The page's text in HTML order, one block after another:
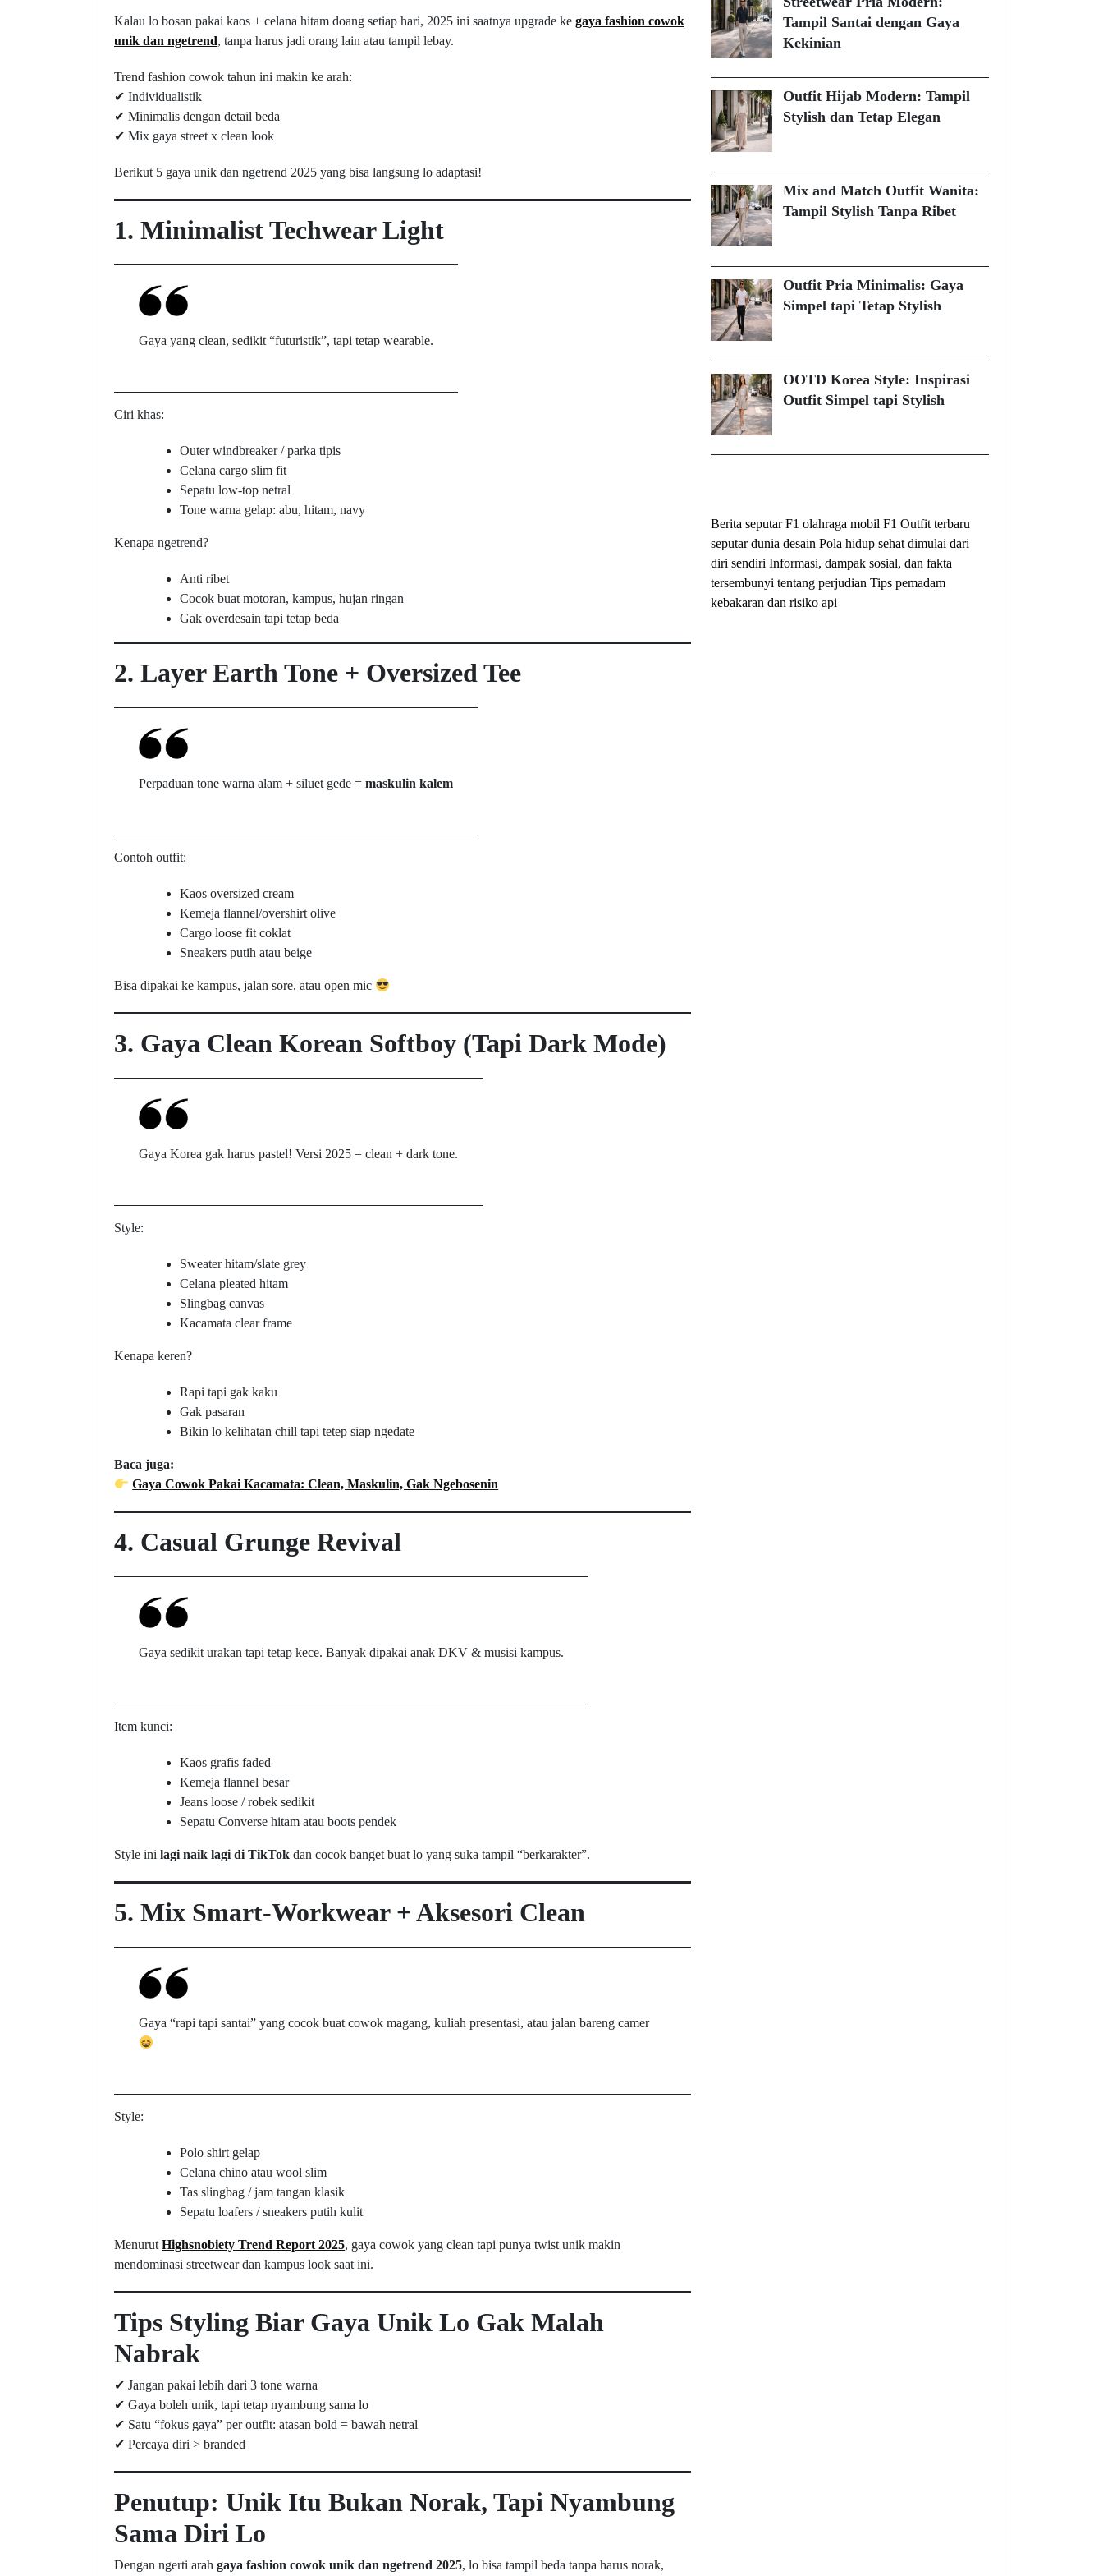
Kalau lo bosan pakai kaos + celana hitam doang setiap hari, 2025 ini saatnya upgrade ke gaya fashion cowok
unik dan ngetrend, tanpa harus jadi orang lain atau tampil lebay.
Trend fashion cowok tahun ini makin ke arah:
✔ Individualistik
✔ Minimalis dengan detail beda
✔ Mix gaya street x clean look
Berikut 5 gaya unik dan ngetrend 2025 yang bisa langsung lo adaptasi!
1. Minimalist Techwear Light
Gaya yang clean, sedikit “futuristik”, tapi tetap wearable.
Ciri khas:
Outer windbreaker / parka tipis
Celana cargo slim fit
Sepatu low-top netral
Tone warna gelap: abu, hitam, navy
Kenapa ngetrend?
Anti ribet
Cocok buat motoran, kampus, hujan ringan
Gak overdesain tapi tetap beda
2. Layer Earth Tone + Oversized Tee
Perpaduan tone warna alam + siluet gede = maskulin kalem
Contoh outfit:
Kaos oversized cream
Kemeja flannel/overshirt olive
Cargo loose fit coklat
Sneakers putih atau beige
Bisa dipakai ke kampus, jalan sore, atau open mic
3. Gaya Clean Korean Softboy (Tapi Dark Mode)
Gaya Korea gak harus pastel! Versi 2025 = clean + dark tone.
Style:
Sweater hitam/slate grey
Celana pleated hitam
Slingbag canvas
Kacamata clear frame
Kenapa keren?
Rapi tapi gak kaku
Gak pasaran
Bikin lo kelihatan chill tapi tetep siap ngedate
Baca juga:
Gaya Cowok Pakai Kacamata: Clean, Maskulin, Gak Ngebosenin
4. Casual Grunge Revival
Gaya sedikit urakan tapi tetap kece. Banyak dipakai anak DKV & musisi kampus.
Item kunci:
Kaos grafis faded
Kemeja flannel besar
Jeans loose / robek sedikit
Sepatu Converse hitam atau boots pendek
Style ini lagi naik lagi di TikTok dan cocok banget buat lo yang suka tampil “berkarakter”.
5. Mix Smart-Workwear + Aksesori Clean
Gaya “rapi tapi santai” yang cocok buat cowok magang, kuliah presentasi, atau jalan bareng camer
Style:
Polo shirt gelap
Celana chino atau wool slim
Tas slingbag / jam tangan klasik
Sepatu loafers / sneakers putih kulit
Menurut Highsnobiety Trend Report 2025, gaya cowok yang clean tapi punya twist unik makin
mendominasi streetwear dan kampus look saat ini.
Tips Styling Biar Gaya Unik Lo Gak Malah
Nabrak
✔ Jangan pakai lebih dari 3 tone warna
✔ Gaya boleh unik, tapi tetap nyambung sama lo
✔ Satu “fokus gaya” per outfit: atasan bold = bawah netral
✔ Percaya diri > branded
Penutup: Unik Itu Bukan Norak, Tapi Nyambung
Sama Diri Lo
Dengan ngerti arah gaya fashion cowok unik dan ngetrend 2025, lo bisa tampil beda tanpa harus norak,
Tampil Santai dengan Gaya
Kekinian
Outfit Hijab Modern: Tampil
Stylish dan Tetap Elegan
Mix and Match Outfit Wanita:
Tampil Stylish Tanpa Ribet
Outfit Pria Minimalis: Gaya
Simpel tapi Tetap Stylish
OOTD Korea Style: Inspirasi
Outfit Simpel tapi Stylish
Berita seputar F1 olahraga mobil F1 Outfit terbaru
seputar dunia desain Pola hidup sehat dimulai dari
diri sendiri Informasi, dampak sosial, dan fakta
tersembunyi tentang perjudian Tips pemadam
kebakaran dan risiko api